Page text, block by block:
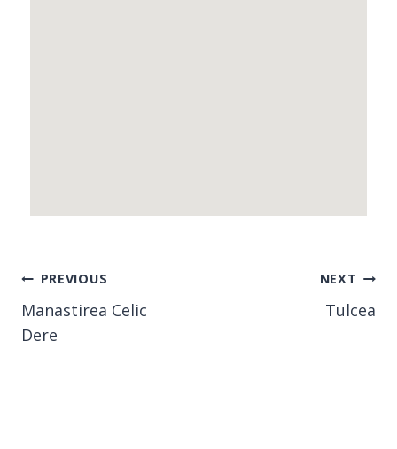
PREVIOUS
Manastirea Celic
Dere
NEXT
Tulcea